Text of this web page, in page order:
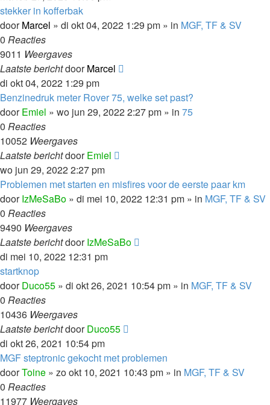
stekker in kofferbak
doorMarcel » di okt 04, 2022 1:29 pm » in MGF, TF & SV
0 Reacties
9011 Weergaves
Laatste berichtdoorMarcel
di okt 04, 2022 1:29 pm
Benzinedruk meter Rover 75, welke set past?
doorEmiel » wo jun 29, 2022 2:27 pm » in 75
0 Reacties
10052 Weergaves
Laatste berichtdoorEmiel
wo jun 29, 2022 2:27 pm
Problemen met starten en misfires voor de eerste paar km
doorIzMeSaBo » di mei 10, 2022 12:31 pm » in MGF, TF & SV
0 Reacties
9490 Weergaves
Laatste berichtdoorIzMeSaBo
di mei 10, 2022 12:31 pm
startknop
doorDuco55 » di okt 26, 2021 10:54 pm » in MGF, TF & SV
0 Reacties
10436 Weergaves
Laatste berichtdoorDuco55
di okt 26, 2021 10:54 pm
MGF steptronic gekocht met problemen
doorToine » zo okt 10, 2021 10:43 pm » in MGF, TF & SV
0 Reacties
11977 Weergaves